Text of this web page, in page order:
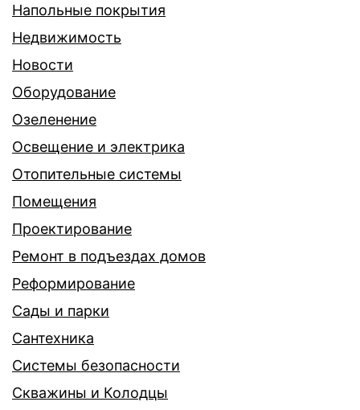
Напольные покрытия
Недвижимость
Новости
Оборудование
Озеленение
Освещение и электрика
Отопительные системы
Помещения
Проектирование
Ремонт в подъездах домов
Реформирование
Сады и парки
Сантехника
Системы безопасности
Скважины и Колодцы